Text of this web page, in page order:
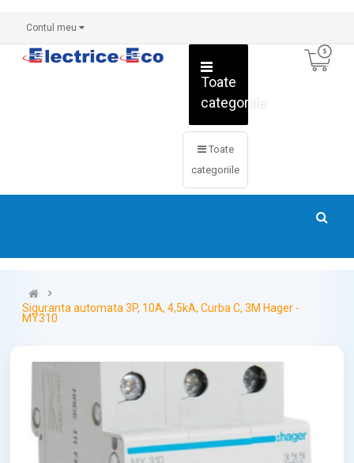
Contul meu
Toate
categoriile
Toate
categoriile
Siguranta automata 3P, 10A, 4,5kA, Curba C, 3M Hager -
MY310